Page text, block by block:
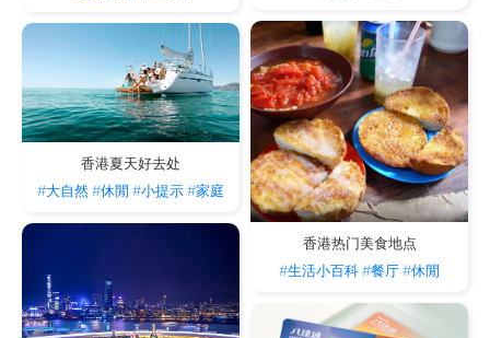
香港热门美食地点
#生活小百科#餐厅#休閒
香港夏天好去处
#大自然#休閒 #小提示#家庭